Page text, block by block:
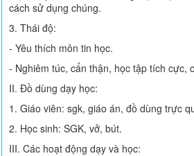
cách sử dụng chúng.
3. Thái độ:
- Yêu thích môn tin học.
- Nghiêm túc, cẩn thận, học tập tích cực,
II. Đồ dùng dạy học:
1. Giáo viên: sgk, giáo án, đồ dùng trực
2. Học sinh: SGK, vở, bút.
III. Các hoạt động dạy và học: